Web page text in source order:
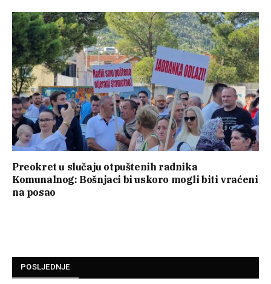
Preokret u slučaju otpuštenih radnika
Komunalnog: Bošnjaci bi uskoro mogli biti vraćeni
na posao
POSLJEDNJE